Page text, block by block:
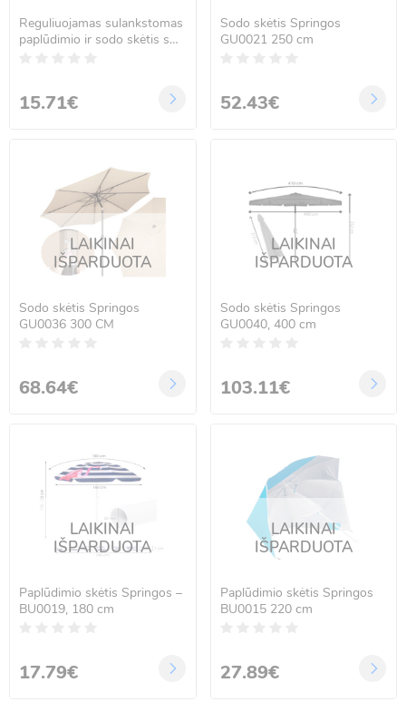
Reguliuojamas sulankstomas
paplūdimio ir sodo skėtis su
15.71€
Sodo skėtis Springos
GU0021 250 cm
52.43€
LAIKINAI
IŠPARDUOTA
Sodo skėtis Springos
GU0036 300 CM
68.64€
LAIKINAI
IŠPARDUOTA
Sodo skėtis Springos
GU0040, 400 cm
103.11€
LAIKINAI
IŠPARDUOTA
Paplūdimio skėtis Springos –
BU0019, 180 cm
17.79€
LAIKINAI
IŠPARDUOTA
Paplūdimio skėtis Springos
BU0015 220 cm
27.89€